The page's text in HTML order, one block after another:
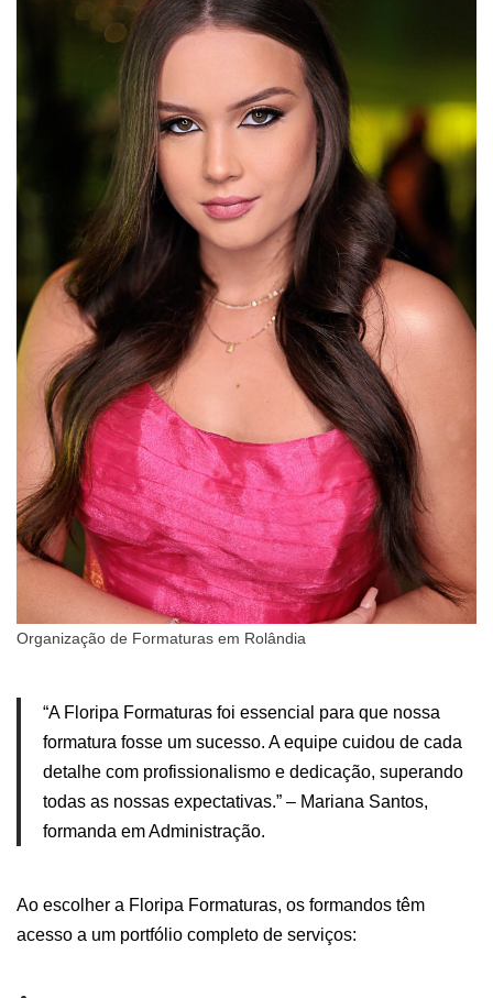
Organização de Formaturas em Rolândia
“A Floripa Formaturas foi essencial para que nossa
formatura fosse um sucesso. A equipe cuidou de cada
detalhe com profissionalismo e dedicação, superando
todas as nossas expectativas.” – Mariana Santos,
formanda em Administração.
Ao escolher a Floripa Formaturas, os formandos têm
acesso a um portfólio completo de serviços: